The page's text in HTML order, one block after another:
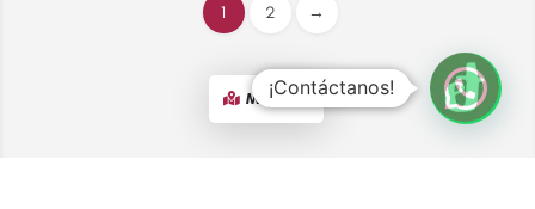
1 2 →
Map view
¡Contáctanos!